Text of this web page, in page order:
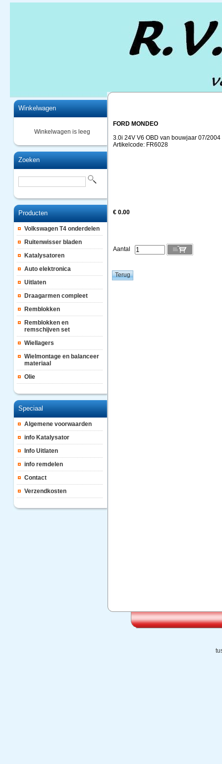
Winkelwagen
Winkelwagen is leeg
Zoeken
Producten
Volkswagen T4 onderdelen
Ruitenwisser bladen
Katalysatoren
Auto elektronica
Uitlaten
Draagarmen compleet
Remblokken
Remblokken en
remschijven set
Wiellagers
Wielmontage en balanceer
materiaal
Olie
Speciaal
Algemene voorwaarden
info Katalysator
Info Uitlaten
info remdelen
Contact
Verzendkosten
FORD MONDEO
3.0i 24V V6 OBD van bouwjaar 07/2004
Artikelcode: FR6028
€ 0.00
Aantal